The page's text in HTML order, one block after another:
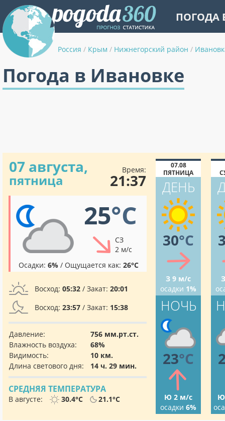
ПОГОДА
Россия / Крым / Нижнегорский район /
Погода в Ивановке
07 августа,
пятница
Время:
21:37
25°C
СЗ
2 м/с
Осадки: 6% / Ощущается как: 26°C
Восход: 05:32 / Закат: 20:01
Восход: 23:57 / Закат: 15:38
Давление:
756 мм.рт.ст.
Влажность воздуха:
68%
Видимость:
10 км.
Длина светового дня:
14 ч. 29 мин.
СРЕДНЯЯ ТЕМПЕРАТУРА
В августе: 30.4°C 21.1°C
07.08
ПЯТНИЦА
ДЕНЬ
30°C
З 9 м/с
осадки 1%
НОЧЬ
23°C
Ю 2 м/с
осадки 6%